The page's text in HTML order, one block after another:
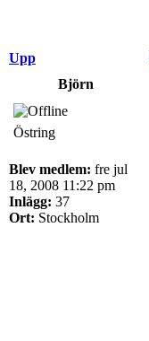
Upp
Björn
Östring
Blev medlem: fre jul
18, 2008 11:22 pm
Inlägg: 37
Ort: Stockholm